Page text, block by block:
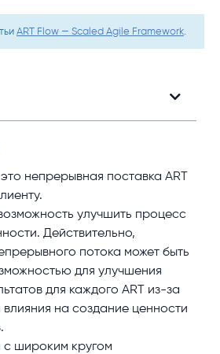
ART Flow — Scaled Agile Framework.
непрерывная поставка ART
улучшить процесс
Действительно,
потока может быть
для улучшения
для каждого ART из-за
на создание ценности
с широким кругом